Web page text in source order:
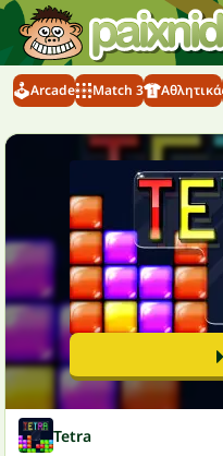
Arcade Match 3 Αθλητικά
Tetra